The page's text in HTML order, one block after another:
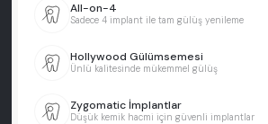
All-on-4
Sadece 4 implant ile tam gülüş yenileme
Hollywood Gülümsemesi
Ünlü kalitesinde mükemmel gülüş
Zygomatic İmplantlar
Düşük kemik hacmi için güvenli implantlar